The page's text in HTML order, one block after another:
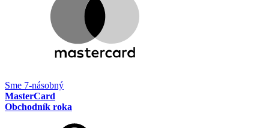
Sme 7-násobný
MasterCard
Obchodník roka